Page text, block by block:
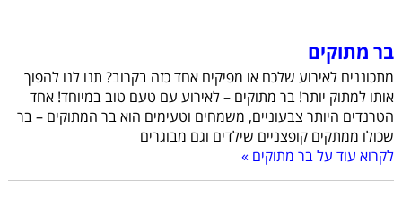
בר מתוקים
מתכוננים לאירוע שלכם או מפיקים אחד כזה בקרוב? תנו לנו להפוך
אותו למתוק יותר! בר מתוקים – לאירוע עם טעם טוב במיוחד! אחד
הטרנדים היותר צבעוניים, משמחים וטעימים הוא בר המתוקים – בר
שכולו ממתקים קופצניים שילדים וגם מבוגרים
לקרוא עוד על בר מתוקים »